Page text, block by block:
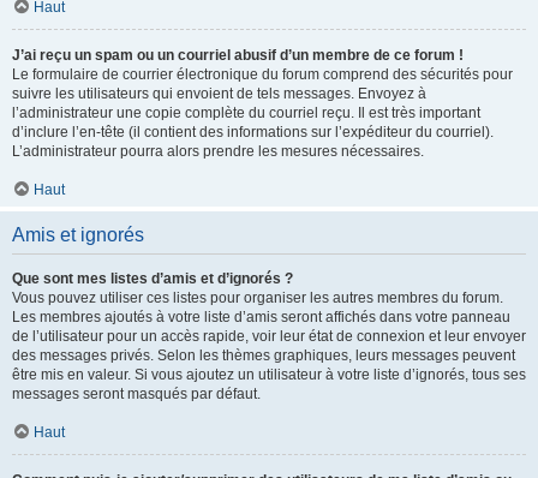
Haut
J’ai reçu un spam ou un courriel abusif d’un membre de ce forum !
Le formulaire de courrier électronique du forum comprend des sécurités pour
suivre les utilisateurs qui envoient de tels messages. Envoyez à
l’administrateur une copie complète du courriel reçu. Il est très important
d’inclure l’en-tête (il contient des informations sur l’expéditeur du courriel).
L’administrateur pourra alors prendre les mesures nécessaires.
Haut
Amis et ignorés
Que sont mes listes d’amis et d’ignorés ?
Vous pouvez utiliser ces listes pour organiser les autres membres du forum.
Les membres ajoutés à votre liste d’amis seront affichés dans votre panneau
de l’utilisateur pour un accès rapide, voir leur état de connexion et leur envoyer
des messages privés. Selon les thèmes graphiques, leurs messages peuvent
être mis en valeur. Si vous ajoutez un utilisateur à votre liste d’ignorés, tous ses
messages seront masqués par défaut.
Haut